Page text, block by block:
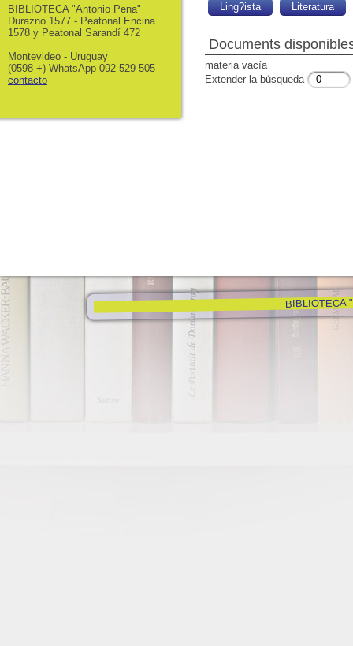
Ling?ista Literatura
Documents
materia vacía
Extender la búsqueda
BIBLIOTECA
BIBLIOTECA "Antonio Pena"
Durazno 1577 - Peatonal Encina
1578 y Peatonal Sarandí 472
Montevideo - Uruguay
(0598 +) WhatsApp 092 529 505
contacto